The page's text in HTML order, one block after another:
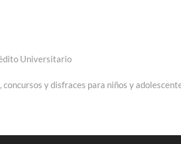
Universitario
y disfraces para niños y